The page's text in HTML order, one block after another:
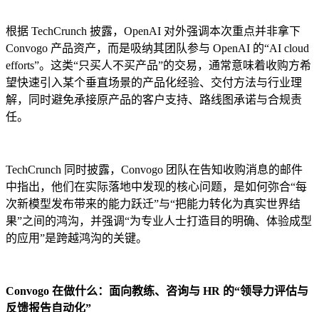
根据 TechCrunch 披露，OpenAI 对外强调本次重点并非拿下
Convogo 产品资产，而是吸纳其团队参与 OpenAI 的“AI cloud
efforts”。这类“只买人不买产品”的交易，通常意味着收购方希
望快速引入某个垂直场景的产品化经验、交付方法与行业理
解，同时避免承接原产品的客户支持、路线图承诺与合规责
任。
TechCrunch 同时披露，Convogo 团队在告知收购消息的邮件
中指出，他们在实际落地中发现的核心问题，是如何弥合“每
次新模型发布带来的能力跃迁”与“把能力转化为真实世界结
果”之间的鸿沟，并强调“为专业人士打造目的明确、体验成型
的应用”是跨越鸿沟的关键。
Convogo 在做什么：面向教练、咨询与 HR 的“领导力评估与
反馈报告自动化”